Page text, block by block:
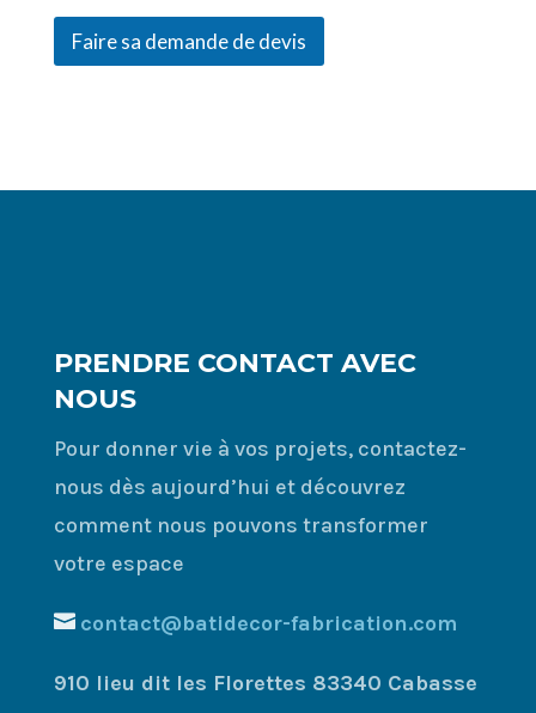
Faire sa demande de devis
v
:
PRENDRE CONTACT AVEC
NOUS
Pour donner vie à vos projets, contactez-
nous dès aujourd’hui et découvrez
comment nous pouvons transformer
votre espace
contact@batidecor-fabrication.com
910 lieu dit les Florettes 83340 Cabasse